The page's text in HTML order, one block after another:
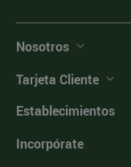
Nosotros
Tarjeta Cliente
Establecimientos
Incorpórate